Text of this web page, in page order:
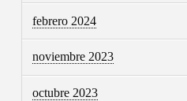
febrero 2024
noviembre 2023
octubre 2023